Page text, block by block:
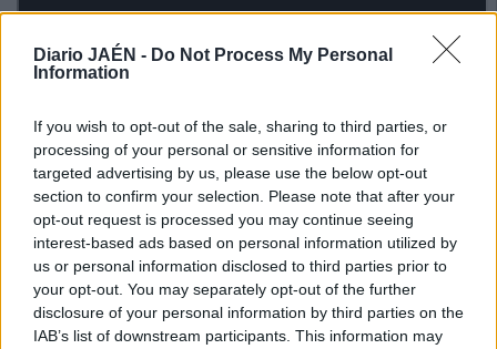
Diario JAÉN - Do Not Process My Personal
Information
If you wish to opt-out of the sale, sharing to third parties, or
processing of your personal or sensitive information for
targeted advertising by us, please use the below opt-out
section to confirm your selection. Please note that after your
opt-out request is processed you may continue seeing
interest-based ads based on personal information utilized by
us or personal information disclosed to third parties prior to
your opt-out. You may separately opt-out of the further
disclosure of your personal information by third parties on the
IAB’s list of downstream participants. This information may